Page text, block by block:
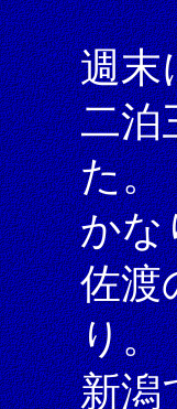
週末
二泊
た。
かな
佐渡
り。
新潟